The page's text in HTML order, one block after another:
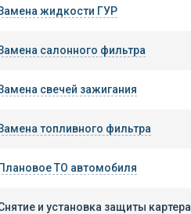
жидкости ГУР
салонного фильтра
свечей зажигания
топливного фильтра
Плановое ТО автомобиля
и установка защиты картера